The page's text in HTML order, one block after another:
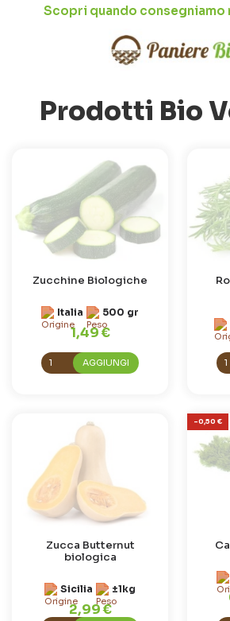
Scopri quando consegniamo
Prodotti Bio
Zucchine Biologiche
Italia 500 gr
1,49 €
AGGIUNGI
Zucca Butternut
biologica
Sicilia ±1kg
2,99 €
-0,50 €